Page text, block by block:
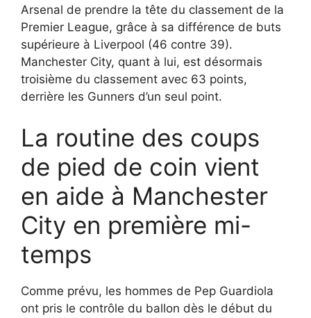
Arsenal de prendre la tête du classement de la
Premier League, grâce à sa différence de buts
supérieure à Liverpool (46 contre 39).
Manchester City, quant à lui, est désormais
troisième du classement avec 63 points,
derrière les Gunners d’un seul point.
La routine des coups
de pied de coin vient
en aide à Manchester
City en première mi-
temps
Comme prévu, les hommes de Pep Guardiola
ont pris le contrôle du ballon dès le début du